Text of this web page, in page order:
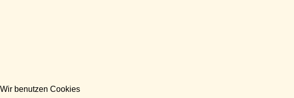
Wir benutzen Cookies